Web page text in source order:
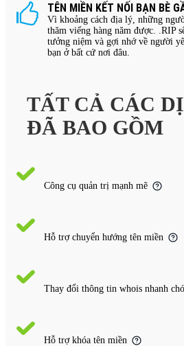
TÊN MIỀN KẾT NỐI BẠN BÈ
Vì khoảng cách địa lý, những
thăm viếng hàng năm được. .RIP
tưởng niệm và gợi nhớ về người
bạn ở bất cứ nơi đâu.
TẤT CẢ CÁC
ĐÃ BAO GỒM
Công cụ quản trị mạnh mẽ
Hỗ trợ chuyển hướng tên miền
Thay đổi thông tin whois nhanh
Hỗ trợ khóa tên miền